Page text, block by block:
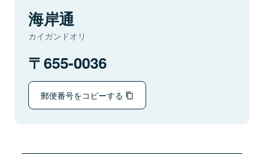
海岸通
カイガンドオリ
655-0036
郵便番号をコピーする